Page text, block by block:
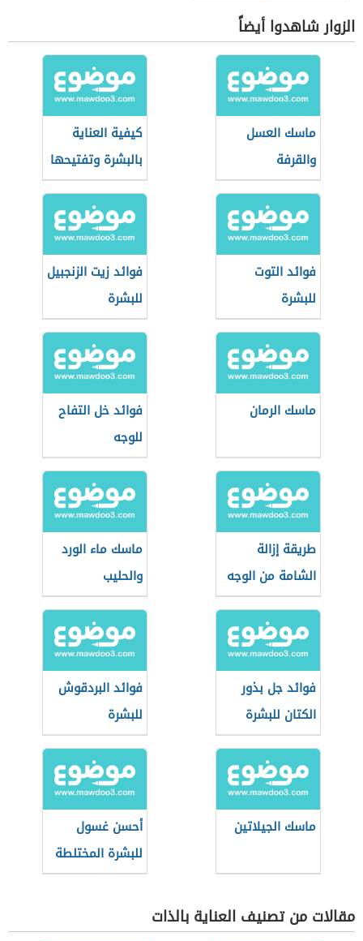
الزوار شاهدوا أيضاً
ماسك العسل
والقرفة
كيفية العناية
بالبشرة وتفتيحها
فوائد التوت
للبشرة
فوائد زيت الزنجبيل
للبشرة
ماسك الرمان
فوائد خل التفاح
للوجه
طريقة إزالة
الشامة من الوجه
ماسك ماء الورد
والحليب
فوائد جل بذور
الكتان للبشرة
فوائد البردقوش
للبشرة
ماسك الجيلاتين
أحسن غسول
للبشرة المختلطة
مقالات من تصنيف العناية بالذات